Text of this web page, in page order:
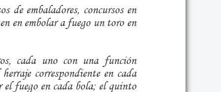
de embaladores, concursos en
en embolar a fuego un toro en
cada uno con una función
correspondiente en cada
el fuego en cada bola; el quinto